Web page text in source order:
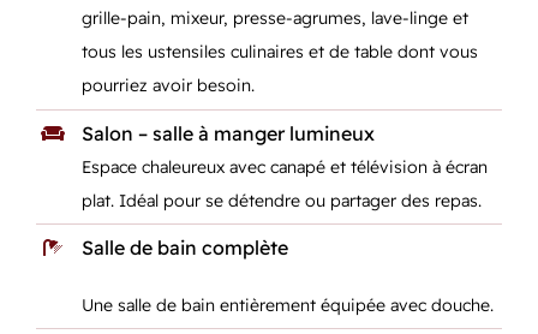
grille-pain, mixeur, presse-agrumes, lave-linge et
tous les ustensiles culinaires et de table dont vous
pourriez avoir besoin.
Salon – salle à manger lumineux
Espace chaleureux avec canapé et télévision à écran
plat. Idéal pour se détendre ou partager des repas.
Salle de bain complète
Une salle de bain entièrement équipée avec douche.